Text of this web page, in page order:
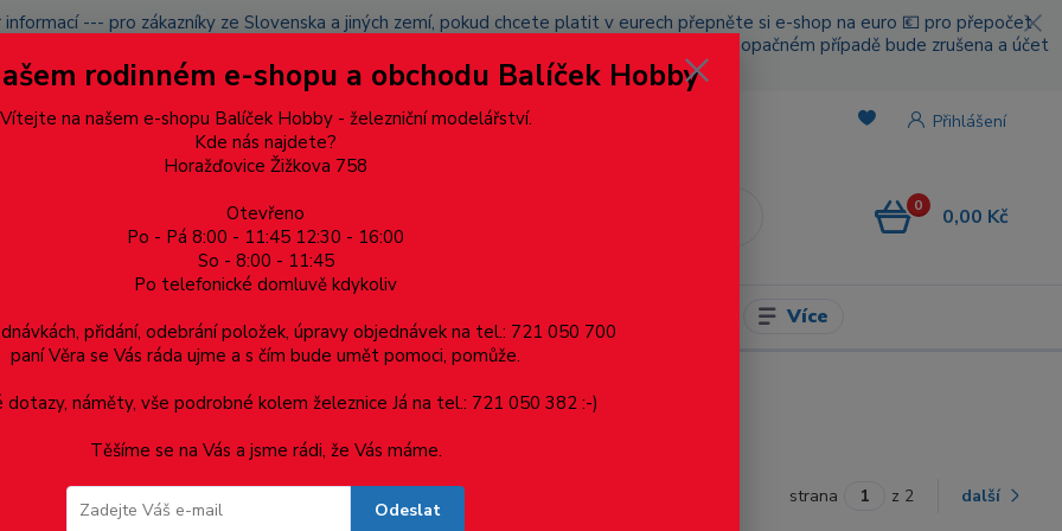
--- pro zákazníky ze Slovenska a jiných zemí, pokud chcete platit v eurech přepněte si e-shop na euro 💶 pro přepočet
nevyzvednete, bude po domluvě zaslána znovu s opětovnou platbou za poštovné, v opačném případě bude zrušena a účet
přidán na blacklist a rušeny následující objednávky.
Více Přihlášení
0 0,00 Kč
Dárkové poukazy, upomínkové předměty Více
Ocel 4.6 (4.8) - zinek bílý
strana z 2 další
rodinném e-shopu a obchodu Balíček Hobby
Vítejte na našem e-shopu Balíček Hobby - železniční modelářství.
Kde nás najdete?
Horažďovice Žižkova 758
Otevřeno
Po - Pá 8:00 - 11:45 12:30 - 16:00
So - 8:00 - 11:45
Po telefonické domluvě kdykoliv
přidání, odebrání položek, úpravy objednávek na tel.: 721 050 700
paní Věra se Vás ráda ujme a s čím bude umět pomoci, pomůže.
dotazy, náměty, vše podrobné kolem železnice Já na tel.: 721 050 382 :-)
Těšíme se na Vás a jsme rádi, že Vás máme.
Odeslat